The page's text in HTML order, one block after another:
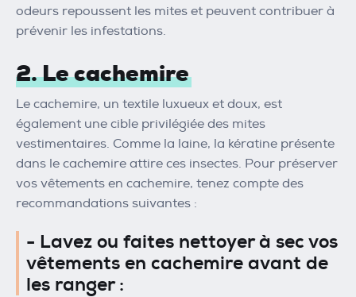
odeurs repoussent les mites et peuvent contribuer à
prévenir les infestations.
2. Le cachemire
Le cachemire, un textile luxueux et doux, est
également une cible privilégiée des mites
vestimentaires. Comme la laine, la kératine présente
dans le cachemire attire ces insectes. Pour préserver
vos vêtements en cachemire, tenez compte des
recommandations suivantes :
- Lavez ou faites nettoyer à sec vos
vêtements en cachemire avant de
les ranger :